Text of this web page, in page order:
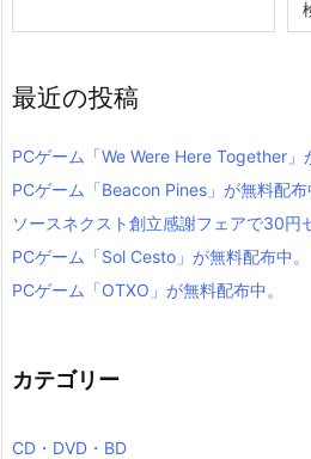
最近の投稿
PCゲーム「We Were Here Together」
PCゲーム「Beacon Pines」が無料配布
ソースネクスト創立感謝フェアで30円
PCゲーム「Sol Cesto」が無料配布中。
PCゲーム「OTXO」が無料配布中。
カテゴリー
CD・DVD・BD